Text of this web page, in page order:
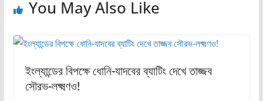
You May Also Like
ইংল্যান্ডের বিপক্ষে ধোনি-যাদবের ব্যাটিং দেখে তাজ্জব
সৌরভ-লক্ষ্মণও!